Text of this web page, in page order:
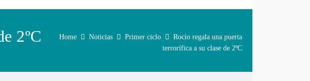
2ºC Home Noticias Primer ciclo
Rocío regala una puerta
terrorífica a su clase de 2ºC